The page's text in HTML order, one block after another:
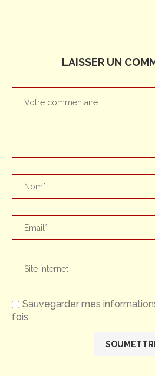
LAISSER UN
Sauvegarder mes
fois.